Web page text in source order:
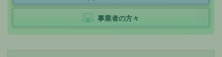
事業者の方々